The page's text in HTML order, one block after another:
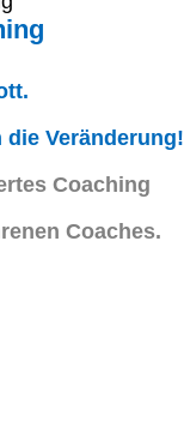
die Veränderung!
Coaching
Coaches.